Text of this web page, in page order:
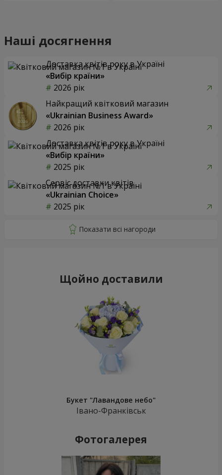
Наші досягнення
Доставка квітів року в Україні
«Вибір країни»
2026 рік
Найкращий квітковий магазин
«Ukrainian Business Award»
2026 рік
Доставка квітів року в Україні
«Вибір країни»
2025 рік
Сервіс доставки квітів
«Ukrainian Choice»
2025 рік
Щойно доставили
Букет "Лавандове небо"
Івано-Франківськ
Фотогалерея